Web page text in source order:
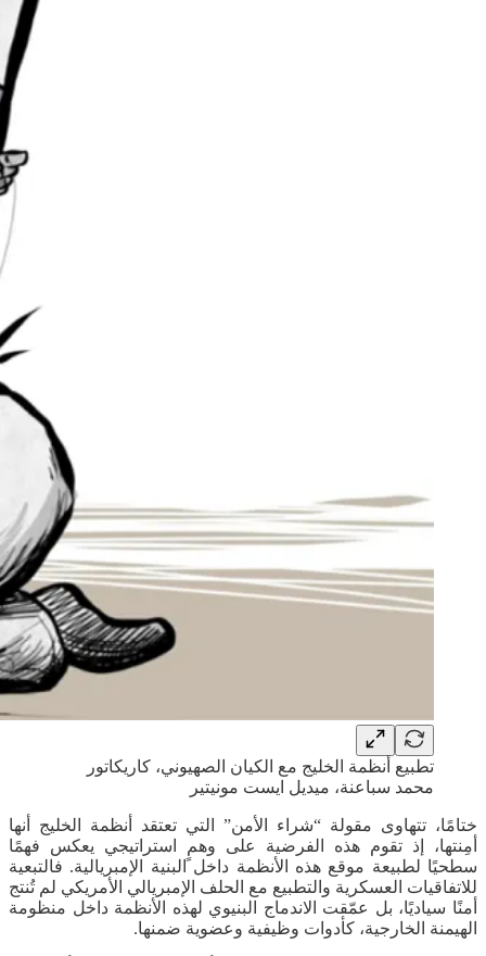
تطبيع أنظمة الخليج مع الكيان الصهيوني، كاريكاتور
محمد سباعنة، ميديل ايست مونيتير
ختامًا، تتهاوى مقولة “شراء الأمن” التي تعتقد أنظمة الخليج أنها
أمِنتها، إذ تقوم هذه الفرضية على وهمٍ استراتيجي يعكس فهمًا
سطحيًا لطبيعة موقع هذه الأنظمة داخل البنية الإمبريالية. فالتبعية
للاتفاقيات العسكرية والتطبيع مع الحلف الإمبريالي الأمريكي لم تُنتج
أمنًا سياديًا، بل عمّقت الاندماج البنيوي لهذه الأنظمة داخل منظومة
الهيمنة الخارجية، كأدوات وظيفية وعضوية ضمنها.